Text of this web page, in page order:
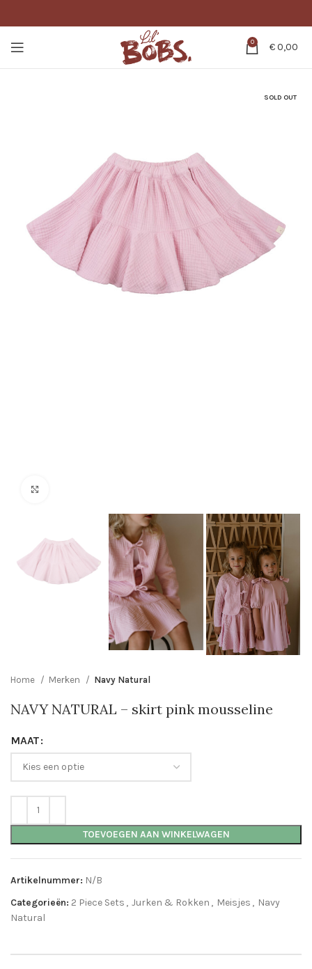
0 €0,00
SOLD OUT
Home Merken Navy Natural
NAVY NATURAL – skirt pink mousseline
MAAT
TOEVOEGEN AAN WINKELWAGEN
Artikelnummer: N/B
Categorieën: 2 Piece Sets , Jurken & Rokken , Meisjes , Navy
Natural